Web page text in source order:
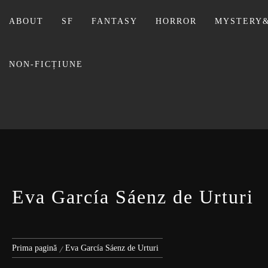
ABOUT SF FANTASY HORROR
NON-FICȚIUNE
Eva García Sáenz de Urturi
Prima pagină Eva García Sáenz de Urturi